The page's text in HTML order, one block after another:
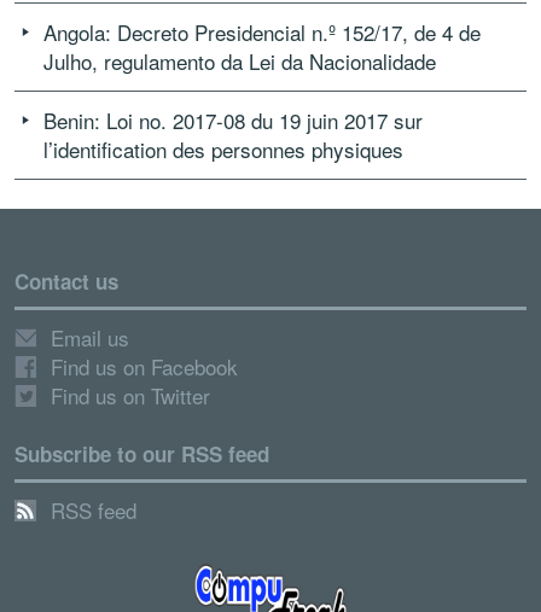
Angola: Decreto Presidencial n.º 152/17, de 4 de
Julho, regulamento da Lei da Nacionalidade
Benin: Loi no. 2017-08 du 19 juin 2017 sur
l’identification des personnes physiques
Contact us
Email us
Find us on Facebook
Find us on Twitter
Subscribe to our RSS feed
RSS feed